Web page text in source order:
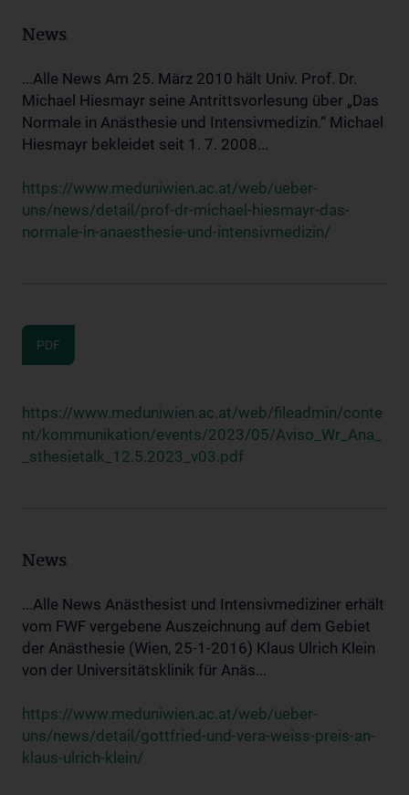
News
...Alle News Am 25. März 2010 hält Univ. Prof. Dr.
Michael Hiesmayr seine Antrittsvorlesung über „Das
Normale in Anästhesie und Intensivmedizin.“ Michael
Hiesmayr bekleidet seit 1. 7. 2008...
https://www.meduniwien.ac.at/web/ueber-
uns/news/detail/prof-dr-michael-hiesmayr-das-
normale-in-anaesthesie-und-intensivmedizin/
PDF
https://www.meduniwien.ac.at/web/fileadmin/conte
nt/kommunikation/events/2023/05/Aviso_Wr_Ana_
_sthesietalk_12.5.2023_v03.pdf
News
...Alle News Anästhesist und Intensivmediziner erhält
vom FWF vergebene Auszeichnung auf dem Gebiet
der Anästhesie (Wien, 25-1-2016) Klaus Ulrich Klein
von der Universitätsklinik für Anäs...
https://www.meduniwien.ac.at/web/ueber-
uns/news/detail/gottfried-und-vera-weiss-preis-an-
klaus-ulrich-klein/